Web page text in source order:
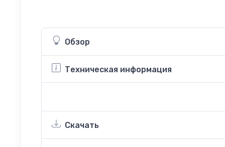
Обзор
Техническая информация
Скачать